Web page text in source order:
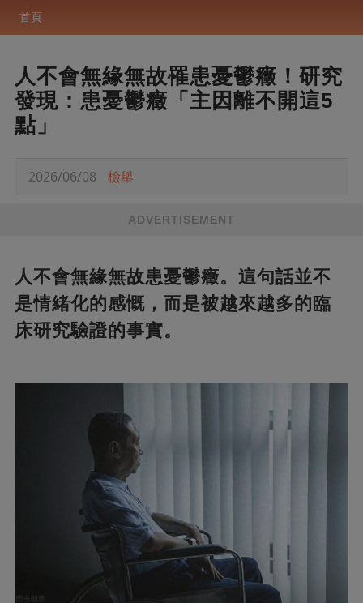
首頁
人不會無緣無故罹患憂鬱癥！研究
發現：患憂鬱癥「主因離不開這5
點」
2026/06/08 檢舉
ADVERTISEMENT
人不會無緣無故患憂鬱癥。這句話並不
是情緒化的感慨，而是被越來越多的臨
床研究驗證的事實。